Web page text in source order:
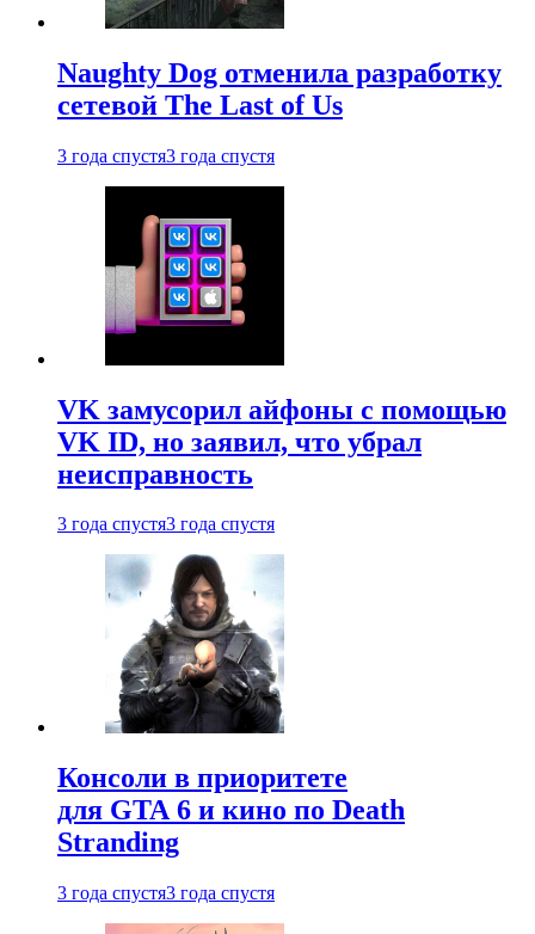
Naughty Dog отменила разработку
сетевой The Last of Us
3 года спустя3 года спустя
VK замусорил айфоны с помощью
VK ID, но заявил, что убрал
неисправность
3 года спустя3 года спустя
Консоли в приоритете
для GTA 6 и кино по Death
Stranding
3 года спустя3 года спустя